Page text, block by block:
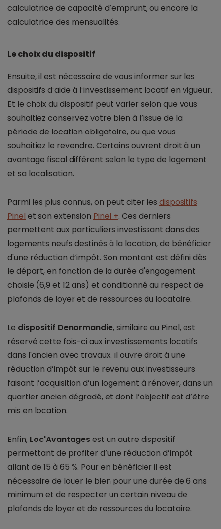
calculatrice de capacité d’emprunt, ou encore la
calculatrice des mensualités.
Le choix du dispositif
Ensuite, il est nécessaire de vous informer sur les
dispositifs d’aide à l’investissement locatif en vigueur.
Et le choix du dispositif peut varier selon que vous
souhaitiez conservez votre bien à l’issue de la
période de location obligatoire, ou que vous
souhaitiez le revendre. Certains ouvrent droit à un
avantage fiscal différent selon le type de logement
et sa localisation.
Parmi les plus connus, on peut citer les dispositifs
Pinel et son extension Pinel +. Ces derniers
permettent aux particuliers investissant dans des
logements neufs destinés à la location, de bénéficier
d'une réduction d’impôt. Son montant est défini dès
le départ, en fonction de la durée d'engagement
choisie (6,9 et 12 ans) et conditionné au respect de
plafonds de loyer et de ressources du locataire.
Le dispositif Denormandie, similaire au Pinel, est
réservé cette fois-ci aux investissements locatifs
dans l'ancien avec travaux. Il ouvre droit à une
réduction d’impôt sur le revenu aux investisseurs
faisant l’acquisition d’un logement à rénover, dans un
quartier ancien dégradé, et dont l’objectif est d’être
mis en location.
Enfin, Loc'Avantagesest un autre dispositif
permettant de profiter d’une réduction d’impôt
allant de 15 à 65 %. Pour en bénéficier il est
nécessaire de louer le bien pour une durée de 6 ans
minimum et de respecter un certain niveau de
plafonds de loyer et de ressources du locataire.